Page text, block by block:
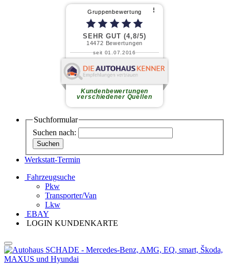
Gruppenbewertung ⠇
SEHR GUT (4,8/5)
14472 Bewertungen
seit 01.07.2016
Kundenbewertungen
verschiedener Quellen
Friedhelm J.
Freundliches Personal,
Leistungsverhältnis.weiterlesen
Suchformular
Suchen nach:
Werkstatt-Termin
Fahrzeugsuche
Pkw
Transporter/Van
Lkw
EBAY
LOGIN KUNDENKARTE